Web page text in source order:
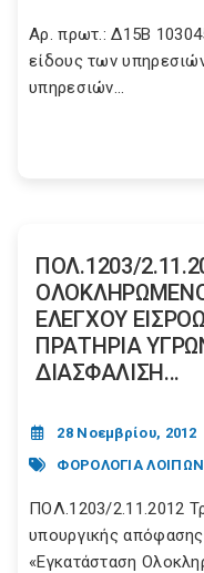
Αρ. πρωτ.: Δ15Β
είδους των
υπηρεσιών...
ΠΟΛ.1203/
ΕΛΕΓΧΟΥ
ΠΡΑΤΗΡΙΑ
ΔΙΑΣΦΑΛΙΣΗ...
28 Νοεμβρίου, 2012
ΦΟΡΟΛΟΓΙΑ
ΠΟΛ.1203/2.11.2012
υπουργικής
«Εγκατάσταση